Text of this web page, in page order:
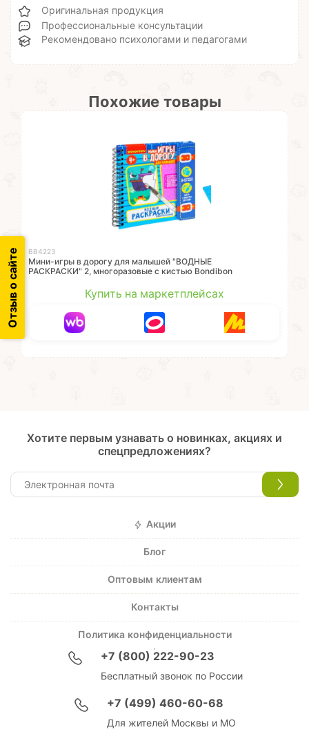
Оригинальная продукция
Профессиональные консультации
Рекомендовано психологами и педагогами
Похожие товары
ВВ4223
Мини-игры в дорогу для малышей "ВОДНЫЕ
РАСКРАСКИ" 2, многоразовые с кистью Bondibon
Купить на маркетплейсах
Отзыв о сайте
Хотите первым узнавать о новинках, акциях и
спецпредложениях?
Акции
Блог
Оптовым клиентам
Контакты
Политика конфиденциальности
+7 (800) 222-90-23
Бесплатный звонок по России
+7 (499) 460-60-68
Для жителей Москвы и МО